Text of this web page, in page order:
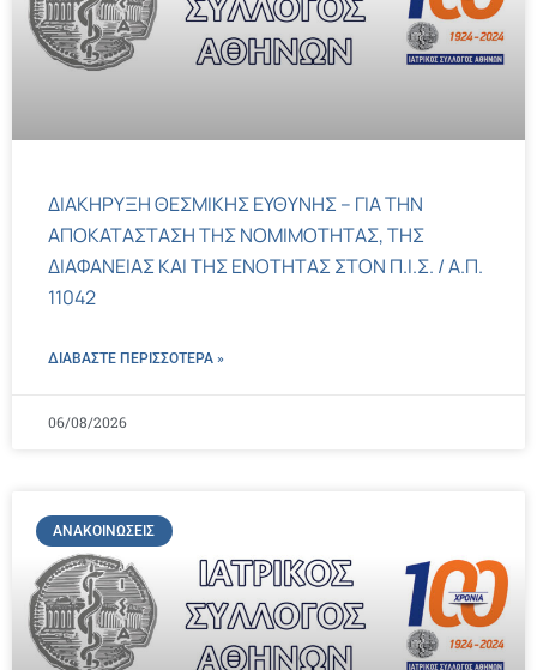
ΔΙΑΚΗΡΥΞΗ ΘΕΣΜΙΚΗΣ ΕΥΘΥΝΗΣ – ΓΙΑ ΤΗΝ
ΑΠΟΚΑΤΑΣΤΑΣΗ ΤΗΣ ΝΟΜΙΜΟΤΗΤΑΣ, ΤΗΣ
ΔΙΑΦΑΝΕΙΑΣ ΚΑΙ ΤΗΣ ΕΝΟΤΗΤΑΣ ΣΤΟΝ Π.Ι.Σ. / Α.Π.
11042
ΔΙΑΒΑΣΤΕ ΠΕΡΙΣΣΌΤΕΡΑ »
06/08/2026
ΑΝΑΚΟΙΝΏΣΕΙΣ